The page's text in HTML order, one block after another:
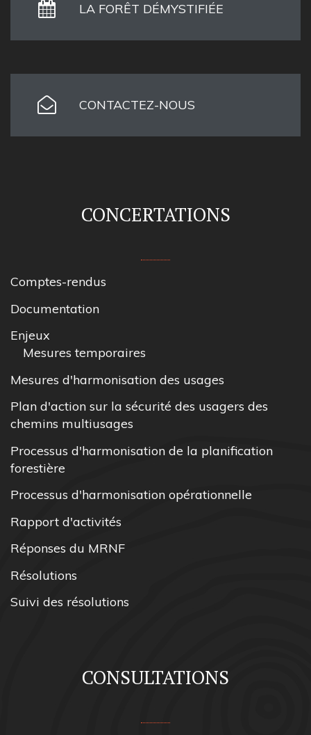
LA FORÊT DÉMYSTIFIÉE
CONTACTEZ-NOUS
CONCERTATIONS
Comptes-rendus
Documentation
Enjeux
Mesures temporaires
Mesures d'harmonisation des usages
Plan d'action sur la sécurité des usagers des
chemins multiusages
Processus d'harmonisation de la planification
forestière
Processus d'harmonisation opérationnelle
Rapport d'activités
Réponses du MRNF
Résolutions
Suivi des résolutions
CONSULTATIONS